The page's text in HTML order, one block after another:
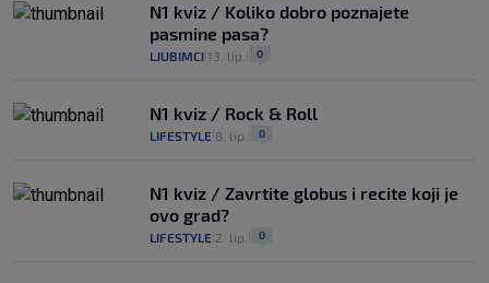
N1 kviz / Koliko dobro poznajete
pasmine pasa?
LJUBIMCI 13. lip. 0
N1 kviz / Rock & Roll
LIFESTYLE 8. lip. 0
N1 kviz / Zavrtite globus i recite koji je
ovo grad?
LIFESTYLE 2. lip. 0